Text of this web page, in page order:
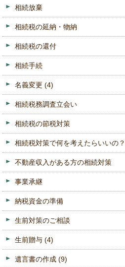
相続放棄
相続税の延納・物納
相続税の還付
相続手続
名義変更 (4)
相続税務調査立会い
相続税の節税対策
相続税対策で何を考えたらいいの？
不動産収入がある方の相続対策
事業承継
納税資金の準備
生前対策のご相談
生前贈与 (4)
遺言書の作成 (9)